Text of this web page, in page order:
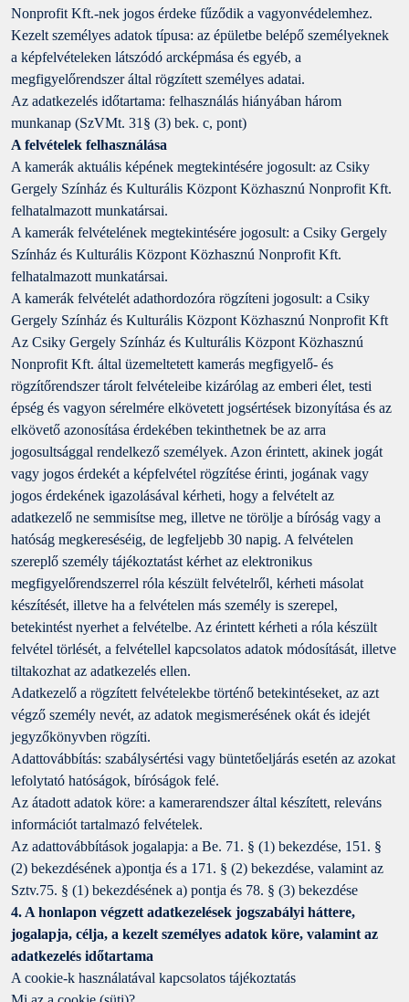
Nonprofit Kft.-nek jogos érdeke fűződik a vagyonvédelemhez.
Kezelt személyes adatok típusa: az épületbe belépő személyeknek
a képfelvételeken látszódó arcképmása és egyéb, a
megfigyelőrendszer által rögzített személyes adatai.
Az adatkezelés időtartama: felhasználás hiányában három
munkanap (SzVMt. 31§ (3) bek. c, pont)
A felvételek felhasználása
A kamerák aktuális képének megtekintésére jogosult: az Csiky
Gergely Színház és Kulturális Központ Közhasznú Nonprofit Kft.
felhatalmazott munkatársai.
A kamerák felvételének megtekintésére jogosult: a Csiky Gergely
Színház és Kulturális Központ Közhasznú Nonprofit Kft.
felhatalmazott munkatársai.
A kamerák felvételét adathordozóra rögzíteni jogosult: a Csiky
Gergely Színház és Kulturális Központ Közhasznú Nonprofit Kft
Az Csiky Gergely Színház és Kulturális Központ Közhasznú
Nonprofit Kft. által üzemeltetett kamerás megfigyelő- és
rögzítőrendszer tárolt felvételeibe kizárólag az emberi élet, testi
épség és vagyon sérelmére elkövetett jogsértések bizonyítása és az
elkövető azonosítása érdekében tekinthetnek be az arra
jogosultsággal rendelkező személyek. Azon érintett, akinek jogát
vagy jogos érdekét a képfelvétel rögzítése érinti, jogának vagy
jogos érdekének igazolásával kérheti, hogy a felvételt az
adatkezelő ne semmisítse meg, illetve ne törölje a bíróság vagy a
hatóság megkereséséig, de legfeljebb 30 napig. A felvételen
szereplő személy tájékoztatást kérhet az elektronikus
megfigyelőrendszerrel róla készült felvételről, kérheti másolat
készítését, illetve ha a felvételen más személy is szerepel,
betekintést nyerhet a felvételbe. Az érintett kérheti a róla készült
felvétel törlését, a felvétellel kapcsolatos adatok módosítását, illetve
tiltakozhat az adatkezelés ellen.
Adatkezelő a rögzített felvételekbe történő betekintéseket, az azt
végző személy nevét, az adatok megismerésének okát és idejét
jegyzőkönyvben rögzíti.
Adattovábbítás: szabálysértési vagy büntetőeljárás esetén az azokat
lefolytató hatóságok, bíróságok felé.
Az átadott adatok köre: a kamerarendszer által készített, releváns
információt tartalmazó felvételek.
Az adattovábbítások jogalapja: a Be. 71. § (1) bekezdése, 151. §
(2) bekezdésének a)pontja és a 171. § (2) bekezdése, valamint az
Sztv.75. § (1) bekezdésének a) pontja és 78. § (3) bekezdése
4. A honlapon végzett adatkezelések jogszabályi háttere,
jogalapja, célja, a kezelt személyes adatok köre, valamint az
adatkezelés időtartama
A cookie-k használatával kapcsolatos tájékoztatás